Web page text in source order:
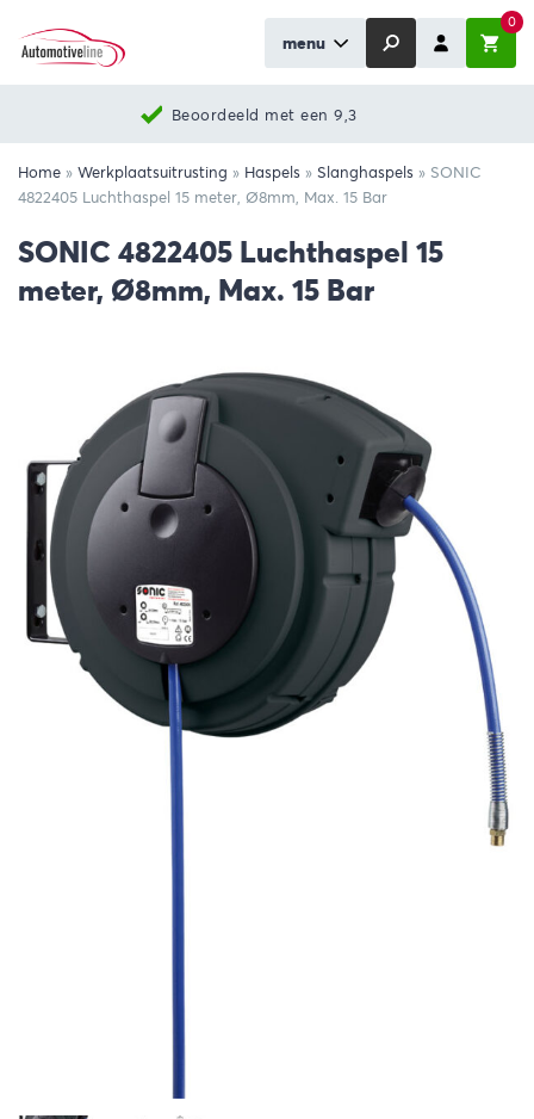
menu
0
Beoordeeld met een 9,3
Home » Werkplaatsuitrusting » Haspels » Slanghaspels » SONIC
4822405 Luchthaspel 15 meter, Ø8mm, Max. 15 Bar
SONIC 4822405 Luchthaspel 15
meter, Ø8mm, Max. 15 Bar